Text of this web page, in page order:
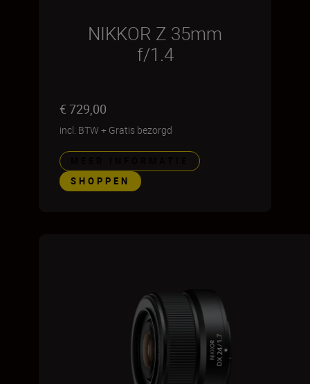
NIKKOR Z 35mm
f/1.4
€ 729,00
incl. BTW + Gratis bezorgd
SHOPPEN